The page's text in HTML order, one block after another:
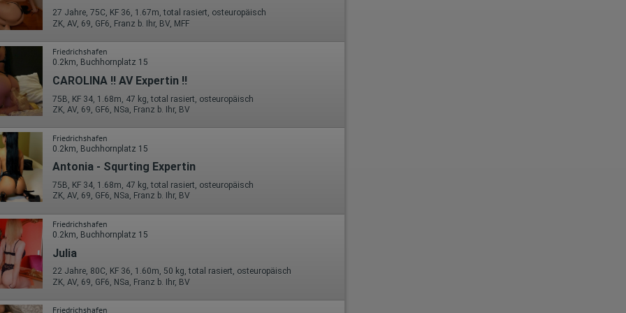
27 Jahre, 75C, KF 36, 1.67m, total rasiert, osteuropäisch
ZK, AV, 69, GF6, Franz b. Ihr, BV, MFF
Friedrichshafen
0.2km, Buchhornplatz 15
CAROLINA !! AV Expertin !!
75B, KF 34, 1.68m, 47 kg, total rasiert, osteuropäisch
ZK, AV, 69, GF6, NSa, Franz b. Ihr, BV
Friedrichshafen
0.2km, Buchhornplatz 15
Antonia - Squrting Expertin
75B, KF 34, 1.68m, 47 kg, total rasiert, osteuropäisch
ZK, AV, 69, GF6, NSa, Franz b. Ihr, BV
Friedrichshafen
0.2km, Buchhornplatz 15
Julia
22 Jahre, 80C, KF 36, 1.60m, 50 kg, total rasiert, osteuropäisch
ZK, AV, 69, GF6, NSa, Franz b. Ihr, BV
Friedrichshafen